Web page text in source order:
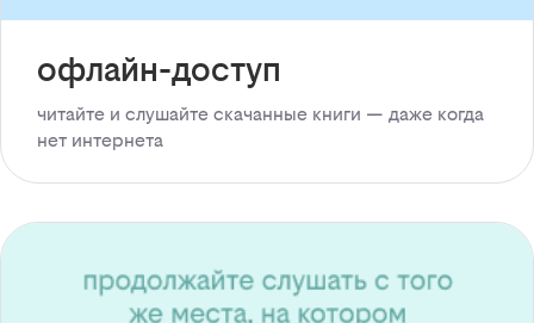
офлайн-доступ
читайте и слушайте скачанные книги — даже когда
нет интернета